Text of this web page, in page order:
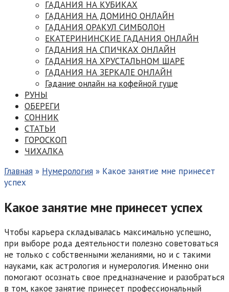
ГАДАНИЯ НА КУБИКАХ
ГАДАНИЯ НА ДОМИНО ОНЛАЙН
ГАДАНИЯ ОРАКУЛ СИМБОЛОН
ЕКАТЕРИНИНСКИЕ ГАДАНИЯ ОНЛАЙН
ГАДАНИЯ НА СПИЧКАХ ОНЛАЙН
ГАДАНИЯ НА ХРУСТАЛЬНОМ ШАРЕ
ГАДАНИЯ НА ЗЕРКАЛЕ ОНЛАЙН
Гадание онлайн на кофейной гуще
РУНЫ
ОБЕРЕГИ
СОННИК
СТАТЬИ
ГОРОСКОП
ЧИХАЛКА
Главная » Нумерология » Какое занятие мне принесет
успех
Какое занятие мне принесет успех
Чтобы карьера складывалась максимально успешно,
при выборе рода деятельности полезно советоваться
не только с собственными желаниями, но и с такими
науками, как астрология и нумерология. Именно они
помогают осознать свое предназначение и разобраться
в том, какое занятие принесет профессиональный